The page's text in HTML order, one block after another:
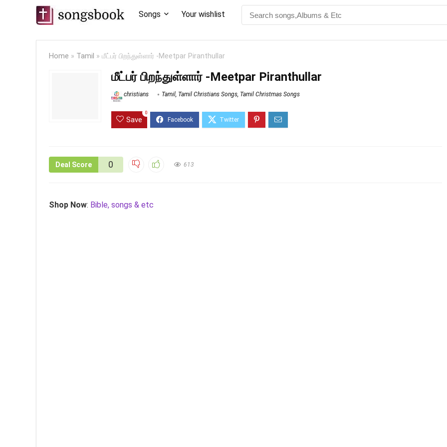
Songs Your wishlist
Home » Tamil » மீட்பர் பிறந்துள்ளார் -Meetpar Piranthullar
மீட்பர் பிறந்துள்ளார் -Meetpar Piranthullar
christians Tamil, Tamil Christians Songs, Tamil Christmas Songs
Save
0
Deal Score 0 613
Shop Now: Bible, songs & etc